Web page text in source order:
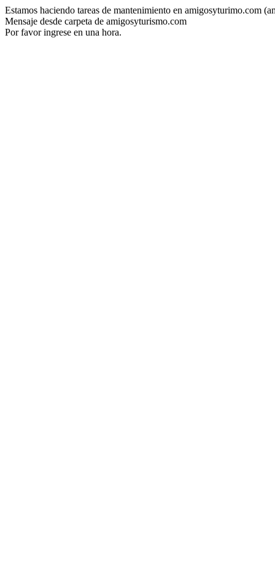
Estamos haciendo tareas de mantenimiento en amigosyturimo.com
Mensaje desde carpeta de amigosyturismo.com
Por favor ingrese en una hora.